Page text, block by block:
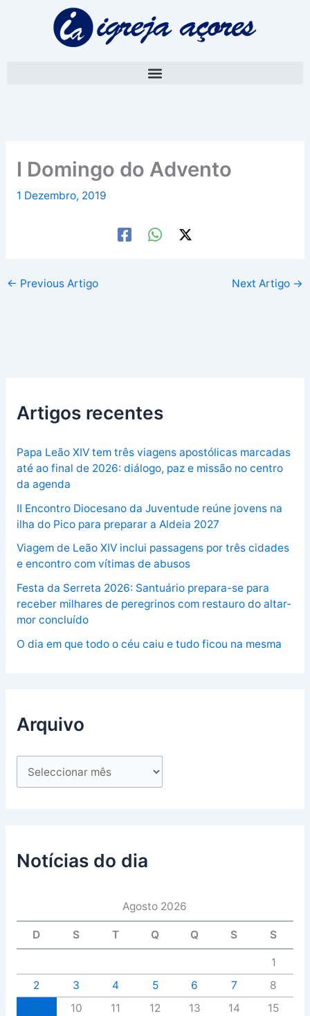
I Domingo do Advento
1 Dezembro, 2019
← Previous Artigo Next Artigo →
Artigos recentes
Papa Leão XIV tem três viagens apostólicas marcadas
até ao final de 2026: diálogo, paz e missão no centro
da agenda
II Encontro Diocesano da Juventude reúne jovens na
ilha do Pico para preparar a Aldeia 2027
Viagem de Leão XIV inclui passagens por três cidades
e encontro com vítimas de abusos
Festa da Serreta 2026: Santuário prepara-se para
receber milhares de peregrinos com restauro do altar-
mor concluído
O dia em que todo o céu caiu e tudo ficou na mesma
Arquivo
Notícias do dia
Agosto 2026
D S T Q Q S S
1
2
3 4 5 6 7
8
10 11 12 13 14
15